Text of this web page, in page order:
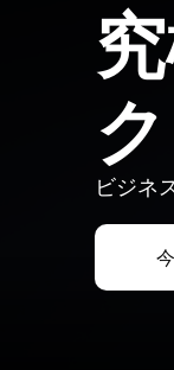
ビジネ